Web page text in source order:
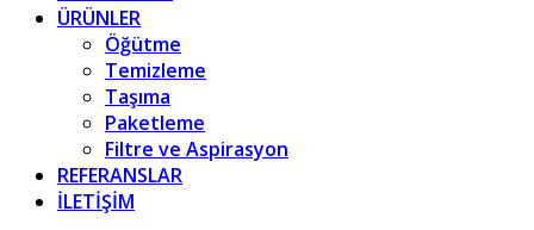
ÜRÜNLER
Öğütme
Temizleme
Taşıma
Paketleme
Filtre ve Aspirasyon
REFERANSLAR
İLETİŞİM